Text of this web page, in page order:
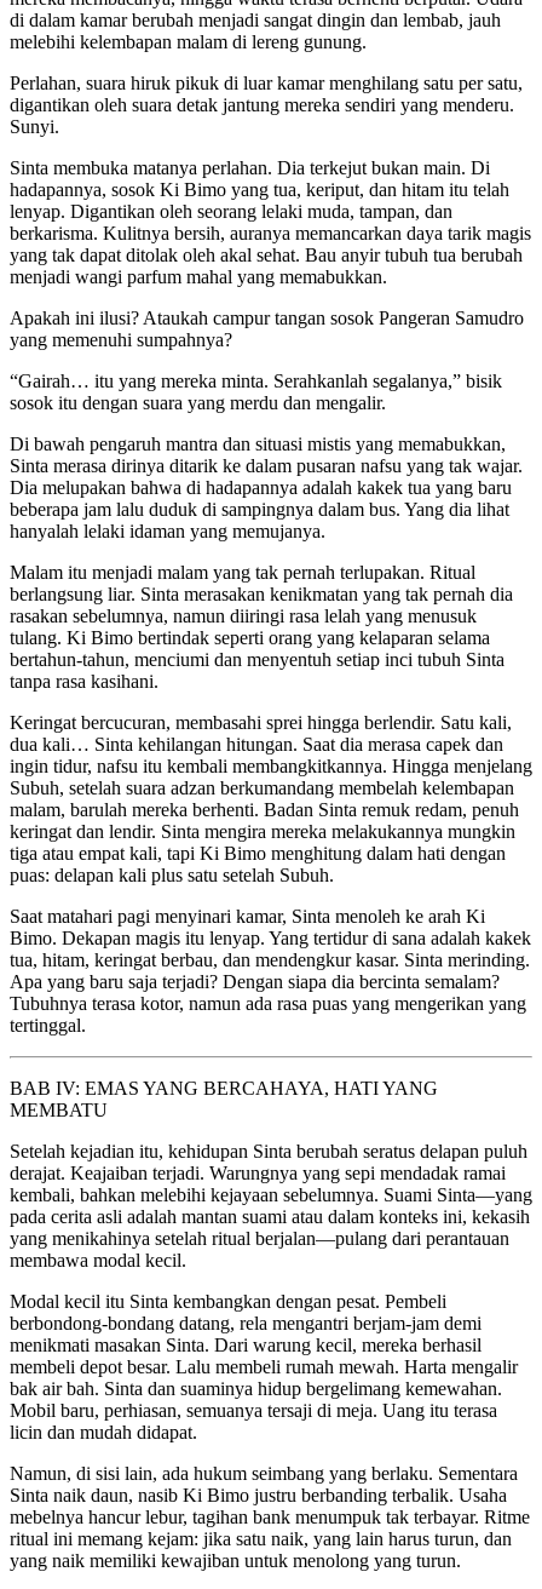
di dalam kamar berubah menjadi sangat dingin dan lembab, jauh
melebihi kelembapan malam di lereng gunung.
Perlahan, suara hiruk pikuk di luar kamar menghilang satu per satu,
digantikan oleh suara detak jantung mereka sendiri yang menderu.
Sunyi.
Sinta membuka matanya perlahan. Dia terkejut bukan main. Di
hadapannya, sosok Ki Bimo yang tua, keriput, dan hitam itu telah
lenyap. Digantikan oleh seorang lelaki muda, tampan, dan
berkarisma. Kulitnya bersih, auranya memancarkan daya tarik magis
yang tak dapat ditolak oleh akal sehat. Bau anyir tubuh tua berubah
menjadi wangi parfum mahal yang memabukkan.
Apakah ini ilusi? Ataukah campur tangan sosok Pangeran Samudro
yang memenuhi sumpahnya?
“Gairah… itu yang mereka minta. Serahkanlah segalanya,” bisik
sosok itu dengan suara yang merdu dan mengalir.
Di bawah pengaruh mantra dan situasi mistis yang memabukkan,
Sinta merasa dirinya ditarik ke dalam pusaran nafsu yang tak wajar.
Dia melupakan bahwa di hadapannya adalah kakek tua yang baru
beberapa jam lalu duduk di sampingnya dalam bus. Yang dia lihat
hanyalah lelaki idaman yang memujanya.
Malam itu menjadi malam yang tak pernah terlupakan. Ritual
berlangsung liar. Sinta merasakan kenikmatan yang tak pernah dia
rasakan sebelumnya, namun diiringi rasa lelah yang menusuk
tulang. Ki Bimo bertindak seperti orang yang kelaparan selama
bertahun-tahun, menciumi dan menyentuh setiap inci tubuh Sinta
tanpa rasa kasihani.
Keringat bercucuran, membasahi sprei hingga berlendir. Satu kali,
dua kali… Sinta kehilangan hitungan. Saat dia merasa capek dan
ingin tidur, nafsu itu kembali membangkitkannya. Hingga menjelang
Subuh, setelah suara adzan berkumandang membelah kelembapan
malam, barulah mereka berhenti. Badan Sinta remuk redam, penuh
keringat dan lendir. Sinta mengira mereka melakukannya mungkin
tiga atau empat kali, tapi Ki Bimo menghitung dalam hati dengan
puas: delapan kali plus satu setelah Subuh.
Saat matahari pagi menyinari kamar, Sinta menoleh ke arah Ki
Bimo. Dekapan magis itu lenyap. Yang tertidur di sana adalah kakek
tua, hitam, keringat berbau, dan mendengkur kasar. Sinta merinding.
Apa yang baru saja terjadi? Dengan siapa dia bercinta semalam?
Tubuhnya terasa kotor, namun ada rasa puas yang mengerikan yang
tertinggal.
BAB IV: EMAS YANG BERCAHAYA, HATI YANG
MEMBATU
Setelah kejadian itu, kehidupan Sinta berubah seratus delapan puluh
derajat. Keajaiban terjadi. Warungnya yang sepi mendadak ramai
kembali, bahkan melebihi kejayaan sebelumnya. Suami Sinta—yang
pada cerita asli adalah mantan suami atau dalam konteks ini, kekasih
yang menikahinya setelah ritual berjalan—pulang dari perantauan
membawa modal kecil.
Modal kecil itu Sinta kembangkan dengan pesat. Pembeli
berbondong-bondang datang, rela mengantri berjam-jam demi
menikmati masakan Sinta. Dari warung kecil, mereka berhasil
membeli depot besar. Lalu membeli rumah mewah. Harta mengalir
bak air bah. Sinta dan suaminya hidup bergelimang kemewahan.
Mobil baru, perhiasan, semuanya tersaji di meja. Uang itu terasa
licin dan mudah didapat.
Namun, di sisi lain, ada hukum seimbang yang berlaku. Sementara
Sinta naik daun, nasib Ki Bimo justru berbanding terbalik. Usaha
mebelnya hancur lebur, tagihan bank menumpuk tak terbayar. Ritme
ritual ini memang kejam: jika satu naik, yang lain harus turun, dan
yang naik memiliki kewajiban untuk menolong yang turun.